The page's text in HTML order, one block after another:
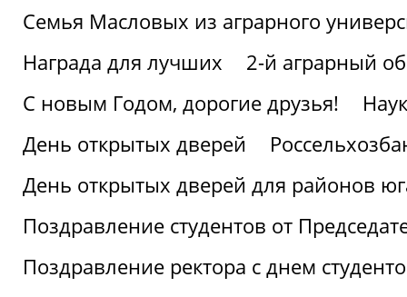
Семья Масловых из аграрного
Награда для лучших
2-й аграрный
С новым Годом, дорогие друзья!
День открытых дверей
День открытых дверей для районов
Поздравление студентов от
Поздравление ректора с днем